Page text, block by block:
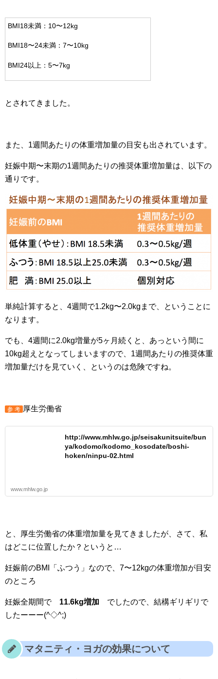
BMI18未満：10〜12kg
BMI18〜24未満：7〜10kg
BMI24以上：5〜7kg
とされてきました。
また、1週間あたりの体重増加量の目安も出されています。
妊娠中期〜末期の1週間あたりの推奨体重増加量は、以下の
通りです。
単純計算すると、4週間で1.2kg〜2.0kgまで、ということに
なります。
でも、4週間に2.0kg増量が5ヶ月続くと、あっという間に
10kg超えとなってしまいますので、1週間あたりの推奨体重
増加量だけを見ていく、というのは危険ですね。
参 考 厚生労働省
http://www.mhlw.go.jp/seisakunitsuite/bun
ya/kodomo/kodomo_kosodate/boshi-
hoken/ninpu-02.html
www.mhlw.go.jp
と、厚生労働省の体重増加量を見てきましたが、さて、私
はどこに位置したか？というと…
妊娠前のBMI「ふつう」なので、7〜12kgの体重増加が目安
のところ
妊娠全期間で 11.6kg増加 でしたので、結構ギリギリで
したーーー(^◇^;)
マタニティ・ヨガの効果について